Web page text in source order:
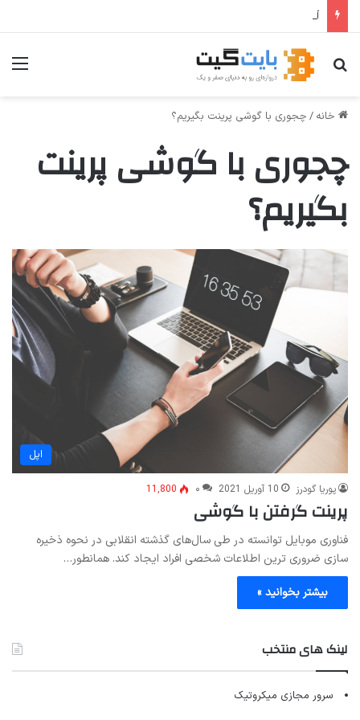
آموزش گام‌به‌گام اتصال Hermes Agent به تلگرام
جستجو برای
خانه / چجوری با گوشی پرینت بگیریم؟
چجوری با گوشی پرینت
بگیریم؟
اپل
پوریا گودرز 10 آوریل 2021 ۰ 11,800
پرینت گرفتن با گوشی
فناوری موبایل توانسته در طی سال‌های گذشته انقلابی در نحوه ذخیره
سازی ضروری ترین اطلاعات شخصی افراد ایجاد کند. همانطور…
بیشتر بخوانید »
لینک های منتخب
سرور مجازی میکروتیک